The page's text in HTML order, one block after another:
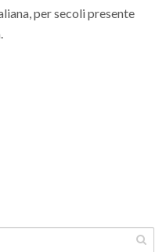
per secoli presente